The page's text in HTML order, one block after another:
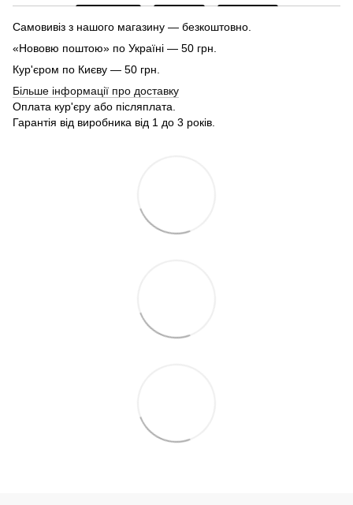
Самовивіз з нашого магазину — безкоштовно.
«Нововю поштою» по Україні — 50 грн.
Кур'єром по Києву — 50 грн.
Більше інформації про доставку
Оплата кур'єру або післяплата.
Гарантія від виробника від 1 до 3 років.